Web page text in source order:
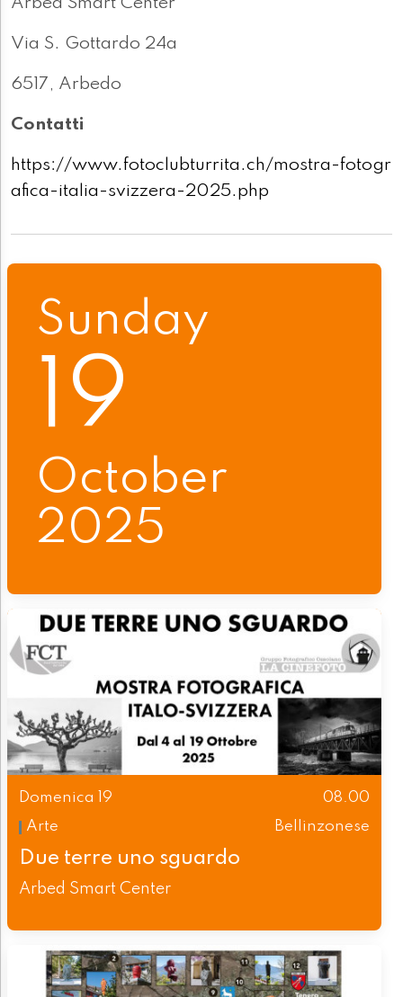
Arbed Smart Center
Via S. Gottardo 24a
6517, Arbedo
Contatti
https://www.fotoclubturrita.ch/mostra-fotogr
afica-italia-svizzera-2025.php
Sunday
19
October
2025
Domenica 19
08.00
Arte
Bellinzonese
Due terre uno sguardo
Arbed Smart Center